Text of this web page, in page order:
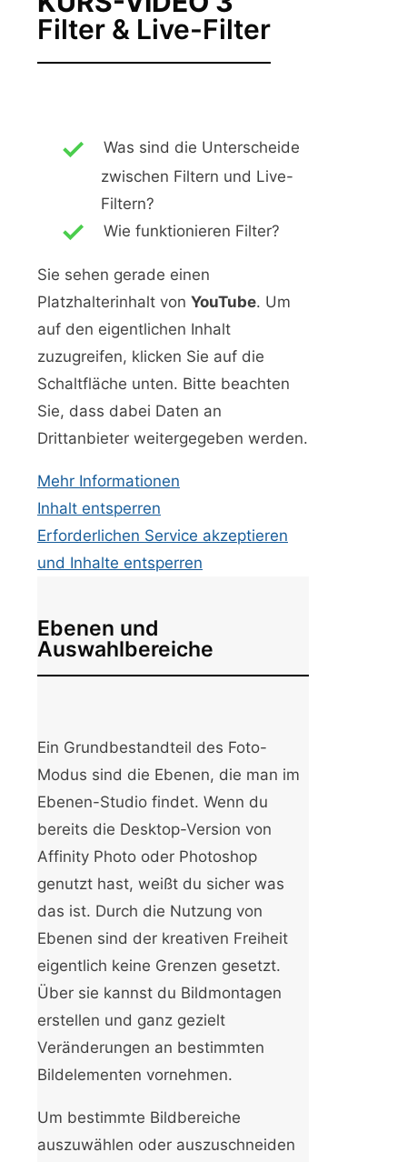
Filter & Live-Filter
Was sind die Unterscheide
zwischen Filtern und Live-
Filtern?
Wie funktionieren Filter?
Sie sehen gerade einen
Platzhalterinhalt von YouTube. Um
auf den eigentlichen Inhalt
zuzugreifen, klicken Sie auf die
Schaltfläche unten. Bitte beachten
Sie, dass dabei Daten an
Drittanbieter weitergegeben werden.
Mehr Informationen
Inhalt entsperren
Erforderlichen Service akzeptieren
und Inhalte entsperren
Ebenen und
Auswahlbereiche
Ein Grundbestandteil des Foto-
Modus sind die Ebenen, die man im
Ebenen-Studio findet. Wenn du
bereits die Desktop-Version von
Affinity Photo oder Photoshop
genutzt hast, weißt du sicher was
das ist. Durch die Nutzung von
Ebenen sind der kreativen Freiheit
eigentlich keine Grenzen gesetzt.
Über sie kannst du Bildmontagen
erstellen und ganz gezielt
Veränderungen an bestimmten
Bildelementen vornehmen.
Um bestimmte Bildbereiche
auszuwählen oder auszuschneiden